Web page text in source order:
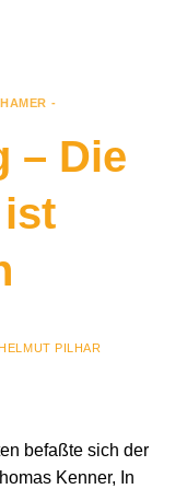
HAMER -
– Die
HELMUT PILHAR
befaßte sich der
Kenner, In